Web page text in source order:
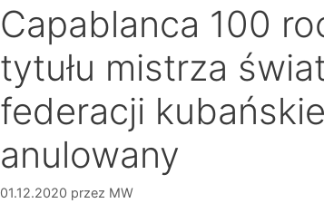
Capablanca 100
tytułu mistrza
federacji
anulowany
01.12.2020 przez MW